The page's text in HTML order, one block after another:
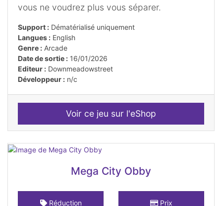
vous ne voudrez plus vous séparer.
Support : Dématérialisé uniquement
Langues : English
Genre : Arcade
Date de sortie : 16/01/2026
Editeur : Downmeadowstreet
Développeur : n/c
Voir ce jeu sur l'eShop
Mega City Obby
Réduction Prix